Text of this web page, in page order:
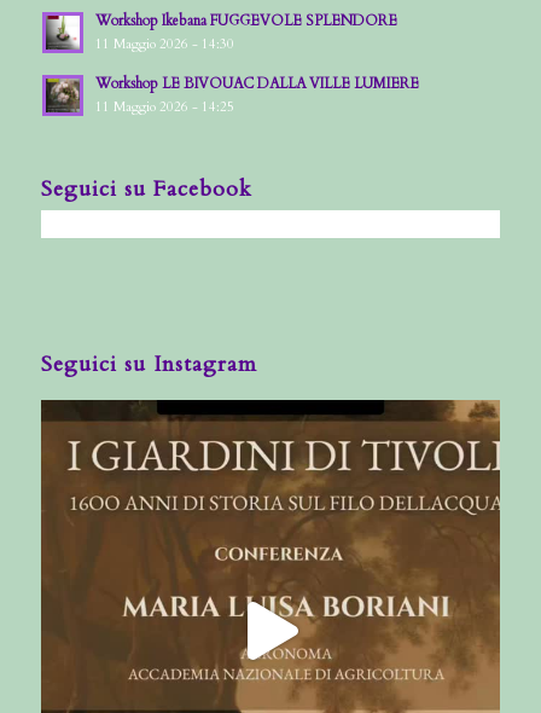
Workshop Ikebana FUGGEVOLE SPLENDORE
11 Maggio 2026 - 14:30
Workshop LE BIVOUAC DALLA VILLE LUMIERE
11 Maggio 2026 - 14:25
Seguici su Facebook
Seguici su Instagram